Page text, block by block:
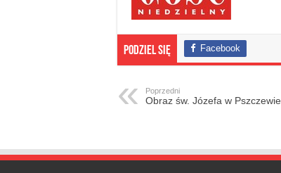
Podziel się Facebook
Poprzedni
Obraz św. Józefa w Pszczewie